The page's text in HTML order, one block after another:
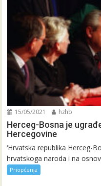
15/05/2021 hzhb
Herceg-Bosna je
Hercegovine
‘Hrvatska republika Herceg-
hrvatskoga naroda i na
Priopćenja